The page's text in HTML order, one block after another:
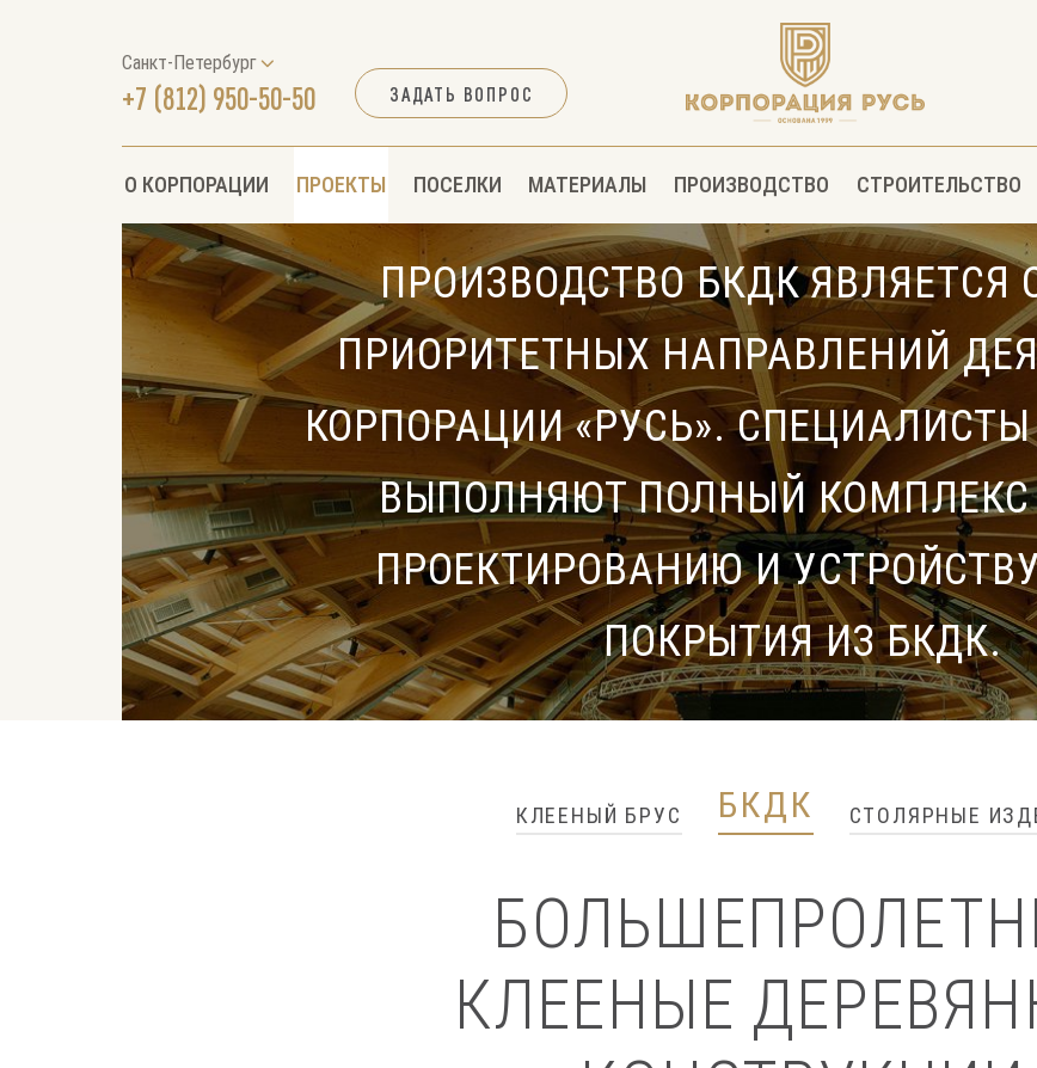
Санкт-Петербург
+7 (812) 950-50-50 ЗАДАТЬ ВОПРОС
О КОРПОРАЦИИ ПРОЕКТЫ ПОСЕЛКИ МАТЕРИАЛЫ ПРОИЗВОДСТВО СТРОИТЕЛЬСТВО
ПРОИЗВОДСТВО БКДК ЯВЛЯЕТСЯ
ПРИОРИТЕТНЫХ НАПРАВЛЕНИЙ
КОРПОРАЦИИ «РУСЬ».
ВЫПОЛНЯЮТ ПОЛНЫЙ КОМПЛЕКС
ПРОЕКТИРОВАНИЮ И
ПОКРЫТИЯ ИЗ БКДК.
КЛЕЕНЫЙ БРУС БКДК СТОЛЯРНЫЕ
КЛЕЕНЫЕ